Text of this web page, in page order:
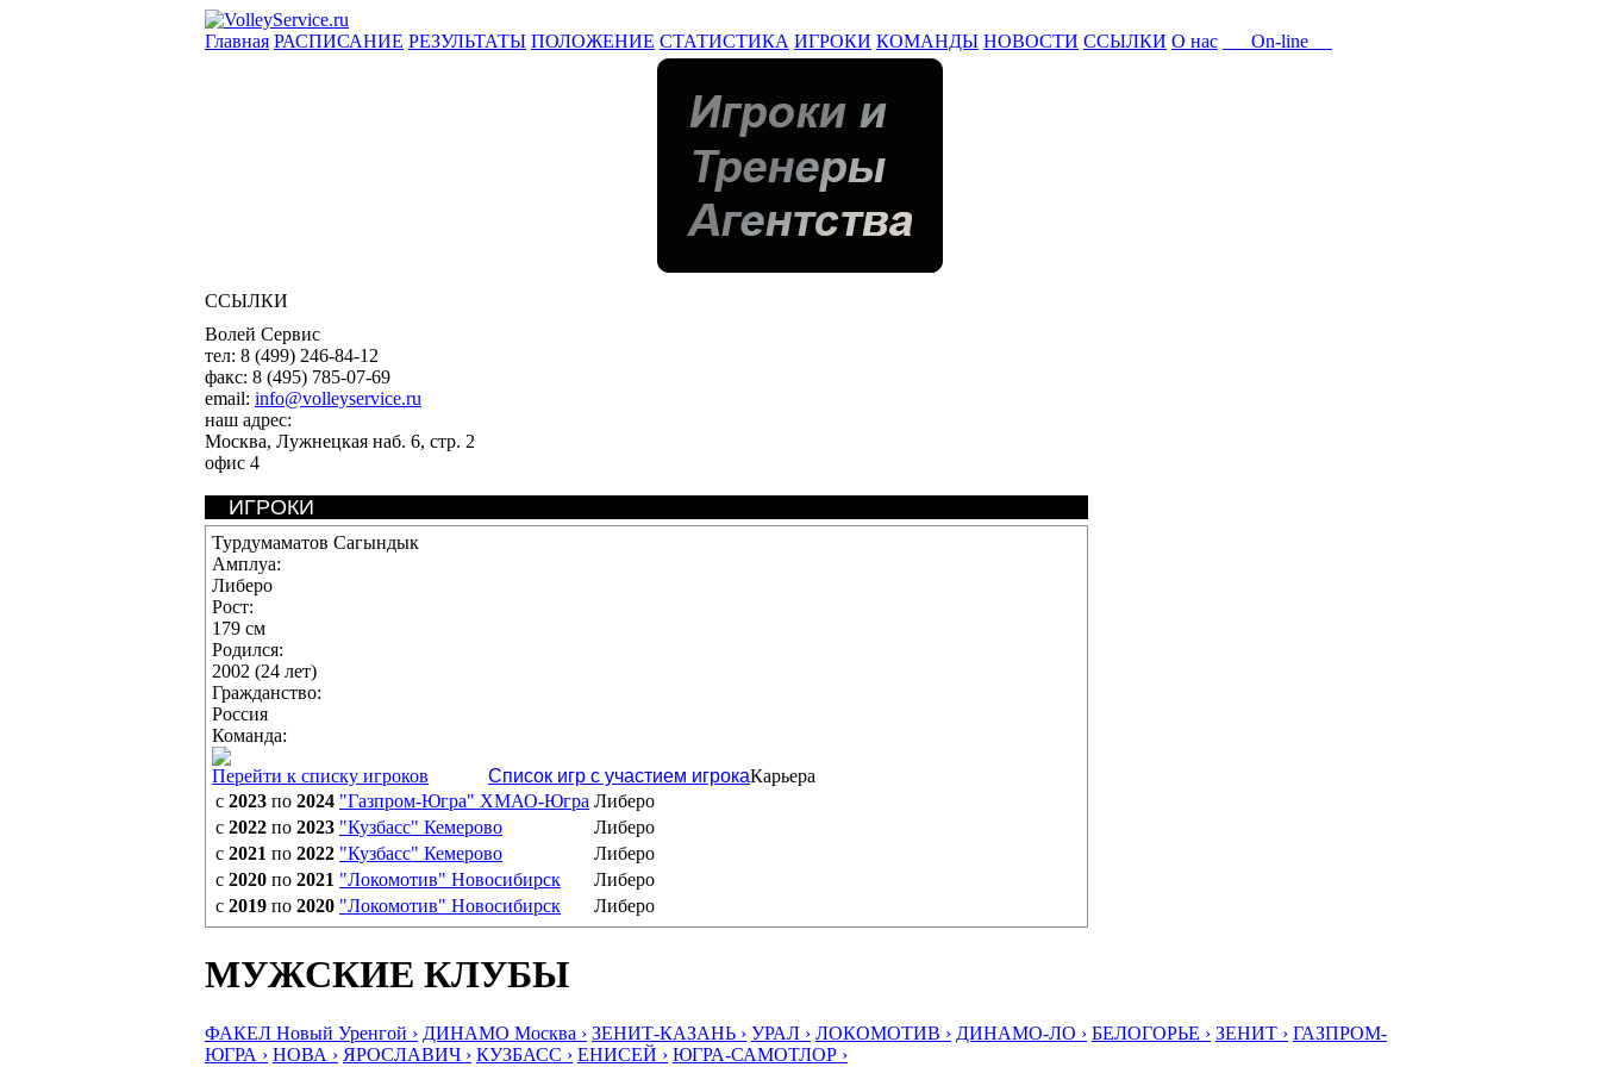
Главная РАСПИСАНИЕ РЕЗУЛЬТАТЫ ПОЛОЖЕНИЕ СТАТИСТИКА ИГРОКИ КОМАНДЫ НОВОСТИ ССЫЛКИ О нас On-line
ССЫЛКИ
Волей Сервис
тел: 8 (499) 246-84-12
факс: 8 (495) 785-07-69
email: info@volleyservice.ru
наш адрес:
Москва, Лужнецкая наб. 6, стр. 2
офис 4
ИГРОКИ
Турдумаматов Сагындык
Амплуа:
Либеро
Рост:
179 см
Родился:
2002 (24 лет)
Гражданство:
Россия
Команда:
Перейти к списку игроков
Список игр с участием игрокаКарьера
с 2023 по 2024 "Газпром-Югра" ХМАО-Югра Либеро
с 2022 по 2023 "Кузбасс" Кемерово
Либеро
с 2021 по 2022 "Кузбасс" Кемерово
Либеро
с 2020 по 2021 "Локомотив" Новосибирск
Либеро
с 2019 по 2020 "Локомотив" Новосибирск Либеро
МУЖСКИЕ КЛУБЫ
ФАКЕЛ Новый Уренгой › ДИНАМО Москва › ЗЕНИТ-КАЗАНЬ › УРАЛ › ЛОКОМОТИВ › ДИНАМО-ЛО › БЕЛОГОРЬЕ › ЗЕНИТ › ГАЗПРОМ-
ЮГРА › НОВА › ЯРОСЛАВИЧ › КУЗБАСС › ЕНИСЕЙ › ЮГРА-САМОТЛОР ›